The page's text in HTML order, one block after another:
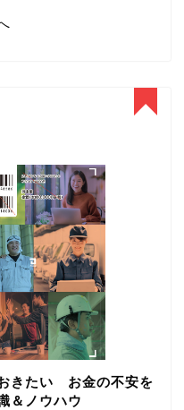
きたい お金の不安を
＆ノウハウ